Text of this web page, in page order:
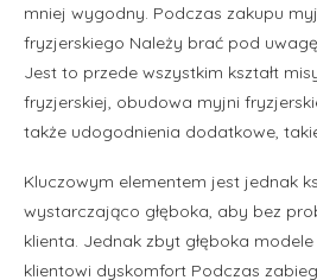
mniej wygodny. Podczas zakupu
fryzjerskiego Należy brać pod
Jest to przede wszystkim kształt
fryzjerskiej, obudowa myjni
także udogodnienia dodatkowe,
Kluczowym elementem jest jednak
wystarczająco głęboka, aby bez
klienta. Jednak zbyt głęboka
klientowi dyskomfort Podczas